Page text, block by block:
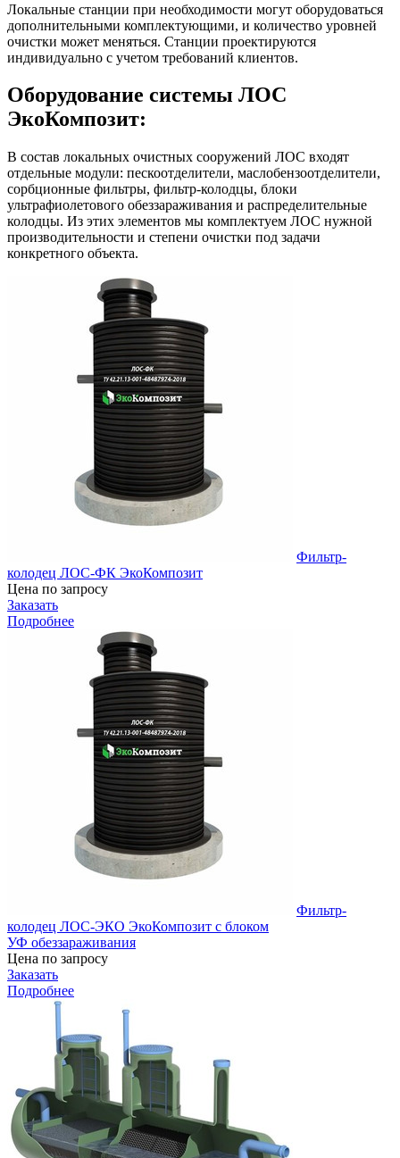
Локальные станции при необходимости могут оборудоваться
дополнительными комплектующими, и количество уровней
очистки может меняться. Станции проектируются
индивидуально с учетом требований клиентов.
Оборудование системы ЛОС
ЭкоКомпозит:
В состав локальных очистных сооружений ЛОС входят
отдельные модули: пескоотделители, маслобензоотделители,
сорбционные фильтры, фильтр‑колодцы, блоки
ультрафиолетового обеззараживания и распределительные
колодцы. Из этих элементов мы комплектуем ЛОС нужной
производительности и степени очистки под задачи
конкретного объекта.
Фильтр-
колодец ЛОС-ФК ЭкоКомпозит
Цена по запросу
Заказать
Подробнее
Фильтр-
колодец ЛОС-ЭКО ЭкоКомпозит с блоком
УФ обеззараживания
Цена по запросу
Заказать
Подробнее